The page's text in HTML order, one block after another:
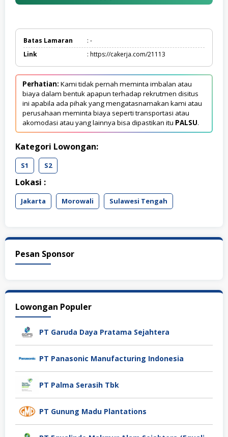
Batas Lamaran
: -
Link
: https://cakerja.com/21113
Perhatian: Kami tidak pernah meminta imbalan atau
biaya dalam bentuk apapun terhadap rekrutmen disitus
ini apabila ada pihak yang mengatasnamakan kami atau
perusahaan meminta biaya seperti transportasi atau
akomodasi atau yang lainnya bisa dipastikan itu PALSU.
Kategori Lowongan:
S1 S2
Lokasi :
Jakarta Morowali Sulawesi Tengah
Pesan Sponsor
Lowongan Populer
PT Garuda Daya Pratama Sejahtera
PT Panasonic Manufacturing Indonesia
PT Palma Serasih Tbk
PT Gunung Madu Plantations